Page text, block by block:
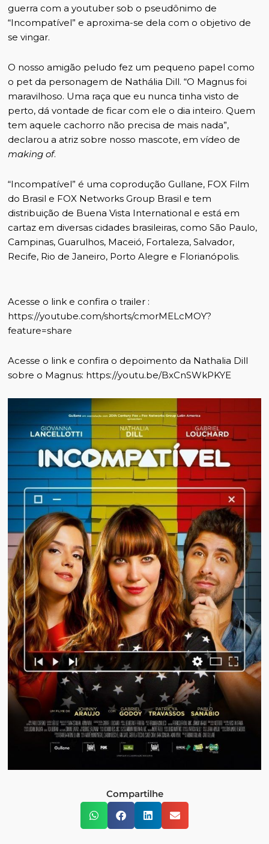
guerra com a youtuber sob o pseudônimo de
“Incompatível” e aproxima-se dela com o objetivo de
se vingar.
O nosso amigão peludo fez um pequeno papel como
o pet da personagem de Nathália Dill. “O Magnus foi
maravilhoso. Uma raça que eu nunca tinha visto de
perto, dá vontade de ficar com ele o dia inteiro. Quem
tem aquele cachorro não precisa de mais nada”,
declarou a atriz sobre nosso mascote, em vídeo de
making of.
“Incompatível” é uma coprodução Gullane, FOX Film
do Brasil e FOX Networks Group Brasil e tem
distribuição de Buena Vista International e está em
cartaz em diversas cidades brasileiras, como São Paulo,
Campinas, Guarulhos, Maceió, Fortaleza, Salvador,
Recife, Rio de Janeiro, Porto Alegre e Florianópolis.
Acesse o link e confira o trailer :
https://youtube.com/shorts/cmorMELcMOY?
feature=share
Acesse o link e confira o depoimento da Nathalia Dill
sobre o Magnus: https://youtu.be/BxCnSWkPKYE
Compartilhe